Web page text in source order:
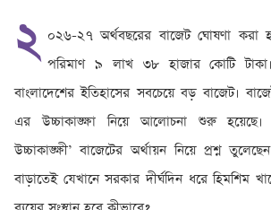
২ ০২৬-২৭ অর্থবছরের বাজেট ঘোষণা করা
পরিমাণ ৯ লাখ ৩৮ হাজার কোটি টাকা।
বাংলাদেশের ইতিহাসের সবচেয়ে বড় বাজেট।
এর উচ্চাকাঙ্ক্ষা নিয়ে আলোচনা শুরু
উচ্চাকাঙ্ক্ষী’ বাজেটের অর্থায়ন নিয়ে প্রশ্ন
বাড়াতেই যেখানে সরকার দীর্ঘদিন ধরে হিমশিম